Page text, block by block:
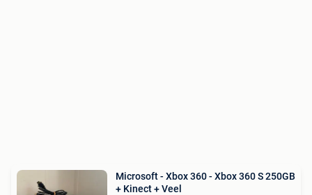
Microsoft - Xbox 360 - Xbox 360 S 250GB
+ Kinect + Veel